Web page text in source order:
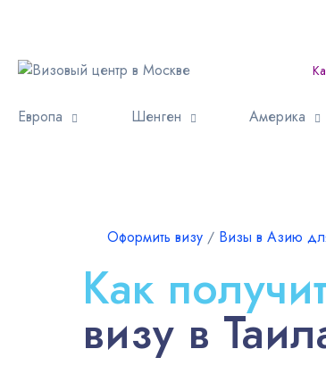
Европа Шенген Америка
Оформить визу ∕ Визы в Азию
Как
визу в